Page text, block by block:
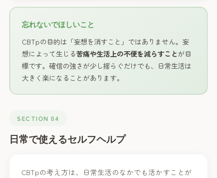
忘れないでほしいこと
CBTpの目的は「妄想を消すこと」ではありません。妄
想によって生じる苦痛や生活上の不便を減らすことが目
標です。確信の強さが少し揺らぐだけでも、日常生活は
大きく楽になることがあります。
SECTION 04
日常で使えるセルフヘルプ
CBTpの考え方は、日常生活のなかでも活かすことが